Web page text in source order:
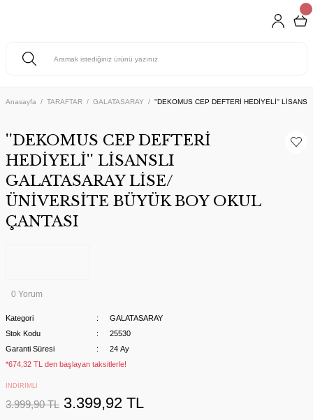
Anasayfa TARAFTAR GALATASARAY ''DEKOMUS CEP DEFTERİ HEDİYELİ''
''DEKOMUS CEP DEFTERİ
HEDİYELİ'' LİSANSLI
GALATASARAY LİSE/
ÜNİVERSİTE BÜYÜK BOY OKUL
ÇANTASI
0 Yorum
Kategori
GALATASARAY
Stok Kodu
25530
Garanti Süresi
24 Ay
*674,32 TL den başlayan taksitlerle!
İNDİRİMLİ
3.999,90 TL 3.399,92 TL